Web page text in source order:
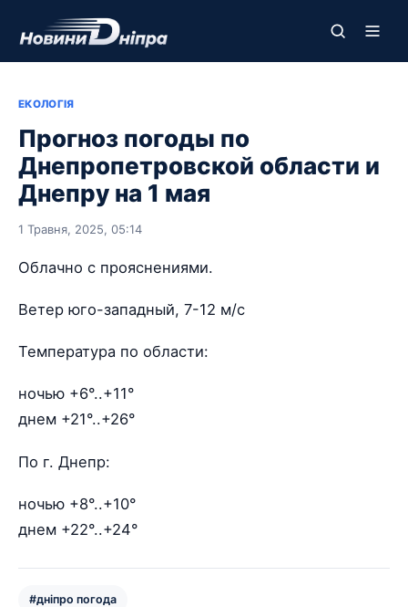
ЕКОЛОГІЯ
Прогноз погоды по
Днепропетровской области и
Днепру на 1 мая
1 Травня, 2025, 05:14
Облачно с прояснениями.
Ветер юго-западный, 7-12 м/с
Температура по области:
ночью +6°..+11°
днем +21°..+26°
По г. Днепр:
ночью +8°..+10°
днем +22°..+24°
#дніпро погода